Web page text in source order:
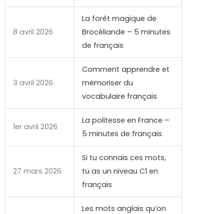
8 avril 2026
La forêt magique de
Brocéliande – 5 minutes
de français
3 avril 2026
Comment apprendre et
mémoriser du
vocabulaire français
1er avril 2026
La politesse en France –
5 minutes de français
27 mars 2026
Si tu connais ces mots,
tu as un niveau C1 en
français
Les mots anglais qu’on